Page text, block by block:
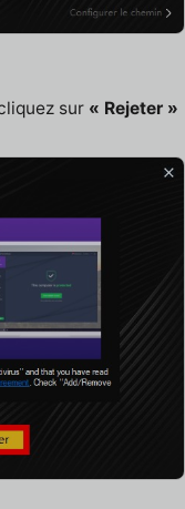
sur « Rejeter »